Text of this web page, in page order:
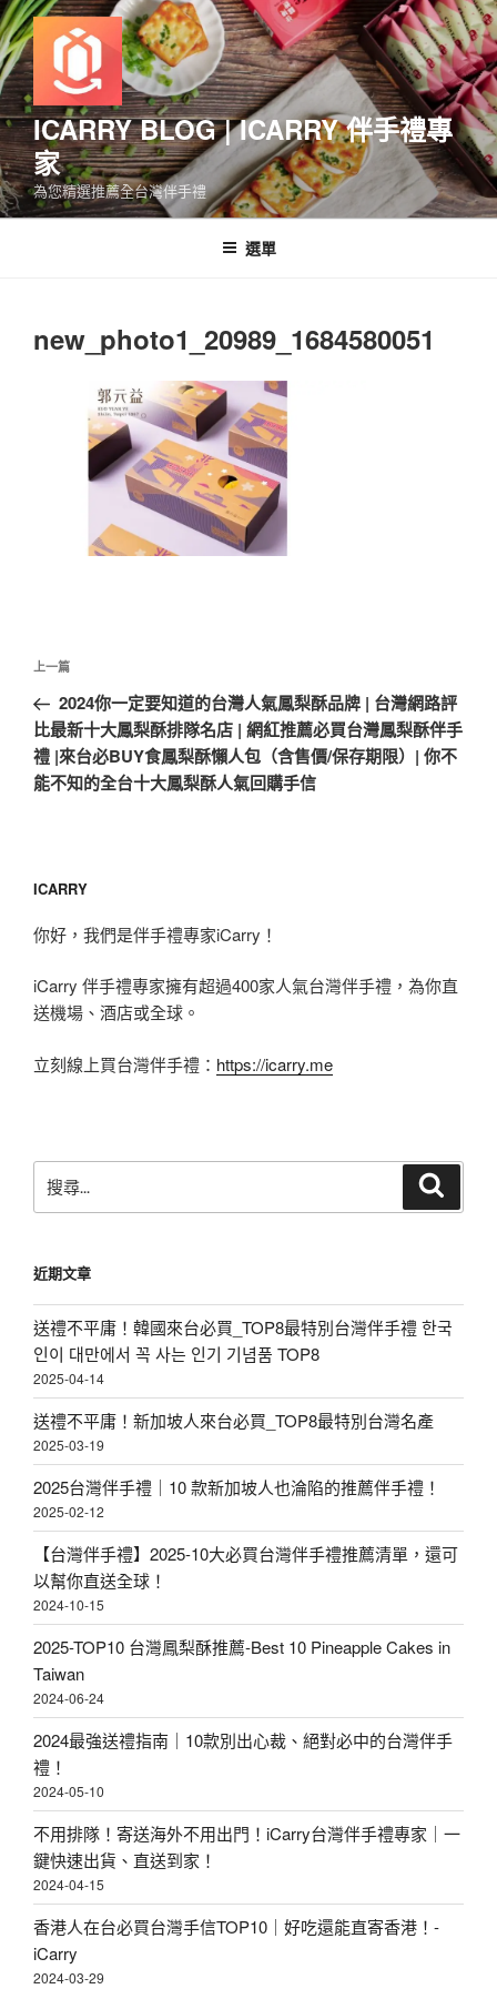
跳
至
主
要
內
容
ICARRY BLOG | ICARRY 伴手禮專
家
為您精選推薦全台灣伴手禮
選單
new_photo1_20989_1684580051
文
導
覽
上
一
篇
文
章
上一篇
2024你一定要知道的台灣人氣鳳梨酥品牌 | 台灣網路評
比最新十大鳳梨酥排隊名店 | 網紅推薦必買台灣鳳梨酥伴手
禮 |來台必BUY食鳳梨酥懶人包（含售價/保存期限）| 你不
能不知的全台十大鳳梨酥人氣回購手信
ICARRY
你好，我們是伴手禮專家iCarry！
iCarry 伴手禮專家擁有超過400家人氣台灣伴手禮，為你直
送機場、酒店或全球。
立刻線上買台灣伴手禮： https://icarry.me
尋
字:
近期文章
送禮不平庸！韓國來台必買_TOP8最特別台灣伴手禮 한국
인이 대만에서 꼭 사는 인기 기념품 TOP8
2025-04-14
送禮不平庸！新加坡人來台必買_TOP8最特別台灣名產
2025-03-19
2025台灣伴手禮｜10 款新加坡人也淪陷的推薦伴手禮！
2025-02-12
【台灣伴手禮】2025-10大必買台灣伴手禮推薦清單，還可
以幫你直送全球！
2024-10-15
2025-TOP10 台灣鳳梨酥推薦-Best 10 Pineapple Cakes in
Taiwan
2024-06-24
2024最強送禮指南｜10款別出心裁、絕對必中的台灣伴手
禮！
2024-05-10
不用排隊！寄送海外不用出門！iCarry台灣伴手禮專家｜一
鍵快速出貨、直送到家！
2024-04-15
香港人在台必買台灣手信TOP10｜好吃還能直寄香港！-
iCarry
2024-03-29